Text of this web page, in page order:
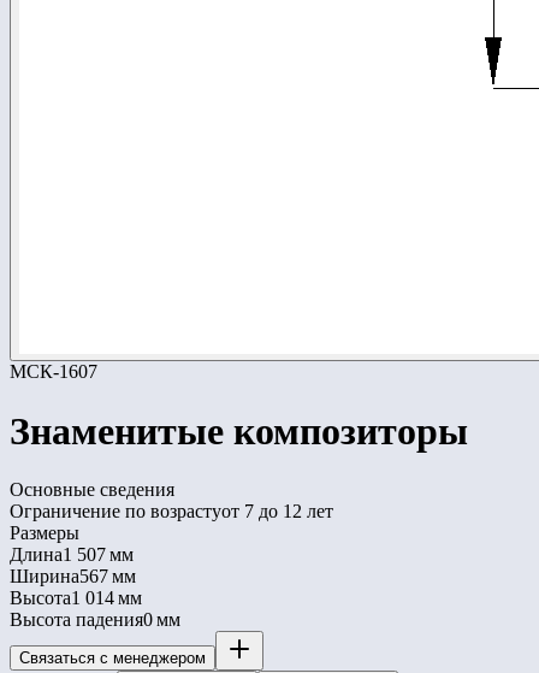
МСК-1607
Знаменитые композиторы
Основные сведения
Ограничение по возрастуот 7 до 12 лет
Размеры
Длина1 507 мм
Ширина567 мм
Высота1 014 мм
Высота падения0 мм
Связаться с менеджером